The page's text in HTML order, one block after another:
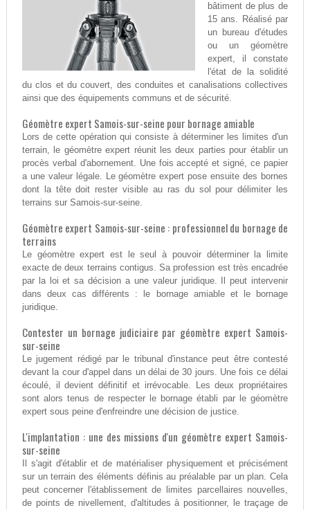
bâtiment de plus de
15 ans. Réalisé par
un bureau d'études
ou un géomètre
expert, il constate
l'état de la solidité
du clos et du couvert, des conduites et canalisations collectives
ainsi que des équipements communs et de sécurité.
Géomètre expert Samois-sur-seine pour bornage amiable
Lors de cette opération qui consiste à déterminer les limites d'un
terrain, le géomètre expert réunit les deux parties pour établir un
procès verbal d'abornement. Une fois accepté et signé, ce papier
a une valeur légale. Le géomètre expert pose ensuite des bornes
dont la tête doit rester visible au ras du sol pour délimiter les
terrains sur Samois-sur-seine.
Géomètre expert Samois-sur-seine : professionnel du bornage de
terrains
Le géomètre expert est le seul à pouvoir déterminer la limite
exacte de deux terrains contigus. Sa profession est très encadrée
par la loi et sa décision a une valeur juridique. Il peut intervenir
dans deux cas différents : le bornage amiable et le bornage
juridique.
Contester un bornage judiciaire par géomètre expert Samois-
sur-seine
Le jugement rédigé par le tribunal d'instance peut être contesté
devant la cour d'appel dans un délai de 30 jours. Une fois ce délai
écoulé, il devient définitif et irrévocable. Les deux propriétaires
sont alors tenus de respecter le bornage établi par le géomètre
expert sous peine d'enfreindre une décision de justice.
L'implantation : une des missions d'un géomètre expert Samois-
sur-seine
Il s'agit d'établir et de matérialiser physiquement et précisément
sur un terrain des éléments définis au préalable par un plan. Cela
peut concerner l'établissement de limites parcellaires nouvelles,
de points de nivellement, d'altitudes à positionner, le traçage de